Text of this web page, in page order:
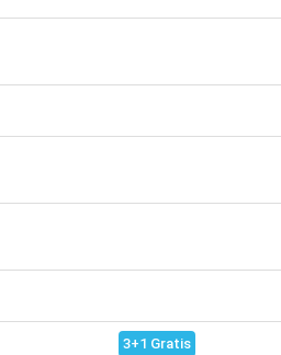
3+1 Gratis